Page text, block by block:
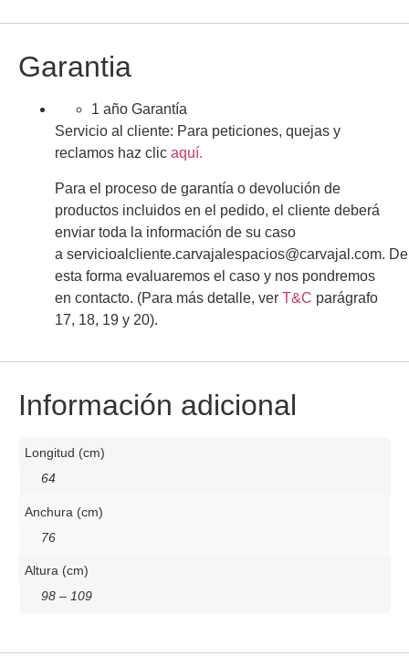
Garantia
1 año Garantía
Servicio al cliente: Para peticiones, quejas y
reclamos haz clic aquí.
Para el proceso de garantía o devolución de
productos incluidos en el pedido, el cliente deberá
enviar toda la información de su caso
a servicioalcliente.carvajalespacios@carvajal.com. De
esta forma evaluaremos el caso y nos pondremos
en contacto. (Para más detalle, ver T&C parágrafo
17, 18, 19 y 20).
Información adicional
Longitud (cm)
64
Anchura (cm)
76
Altura (cm)
98 – 109